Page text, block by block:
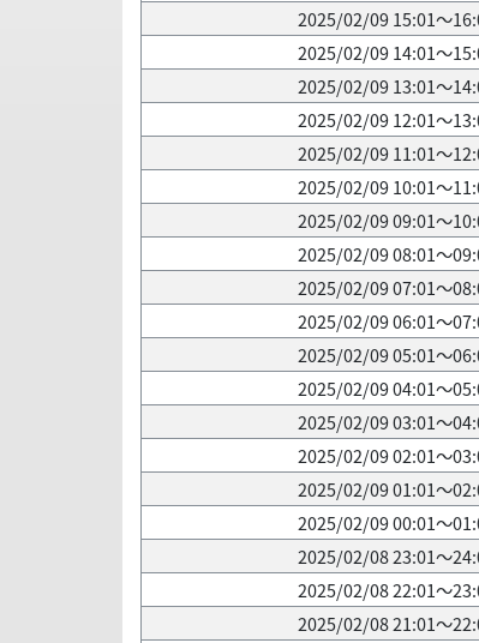
2025/02/09 15:01～
2025/02/09 14:01～
2025/02/09 13:01～
2025/02/09 12:01～
2025/02/09 11:01～
2025/02/09 10:01～
2025/02/09 09:01～
2025/02/09 08:01～
2025/02/09 07:01～
2025/02/09 06:01～
2025/02/09 05:01～
2025/02/09 04:01～
2025/02/09 03:01～
2025/02/09 02:01～
2025/02/09 01:01～
2025/02/09 00:01～
2025/02/08 23:01～
2025/02/08 22:01～
2025/02/08 21:01～